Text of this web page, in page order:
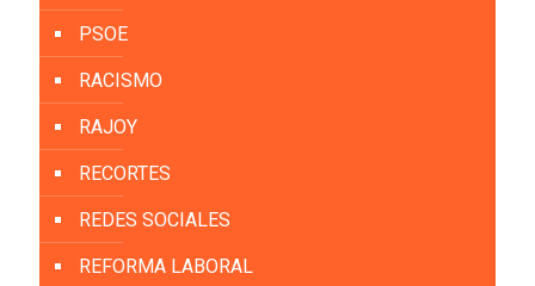
PSOE
RACISMO
RAJOY
RECORTES
REDES SOCIALES
REFORMA LABORAL